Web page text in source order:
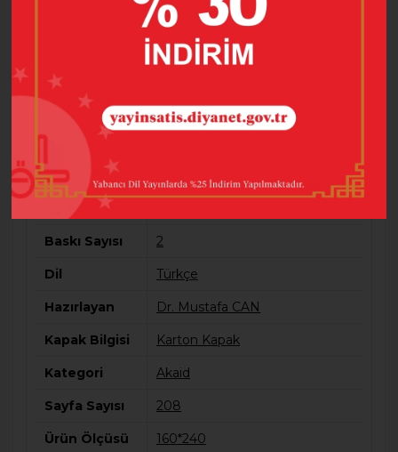
görüşlerini anlatan eser, peygamberlikle ilgili
doğrudan ya da dolaylı itirazlara Mâtürîdi’nin cevapları
niteliğindedir. Mâtürîdi’nin nübüvvet anlayışını temel
kaynaklardan hareketle anlatan kitap alanında değerli
bir ilmî eserdir.Eserde ayrıca İmam Maturidi’nin
hayatı ve ilmi şahsiyeti hakkında bilgide yer
almaktadır.
Barkod
Baskı Sayısı 2
Dil Türkçe
Hazırlayan Dr. Mustafa CAN
Kapak Bilgisi Karton Kapak
Kategori Akaid
Sayfa Sayısı 208
Ürün Ölçüsü 160*240